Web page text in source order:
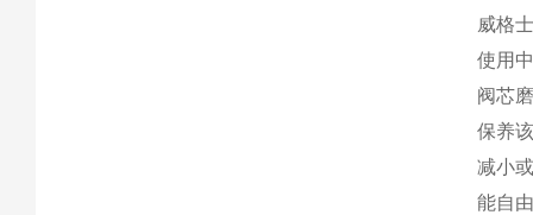
威格
使用
阀芯
保养
减小
能自